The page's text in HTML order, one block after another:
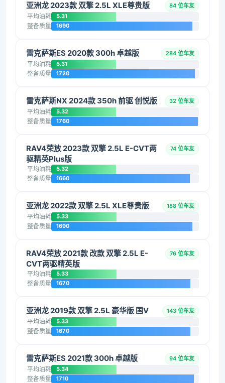
亚洲龙 2023款 双擎 2.5L XLE尊贵版 84 位车友
平均油耗 5.31
整备质量 1690
雷克萨斯ES 2020款 300h 卓越版 284 位车友
平均油耗 5.31
整备质量 1720
雷克萨斯NX 2024款 350h 前驱 创悦版 32 位车友
平均油耗 5.32
整备质量 1760
RAV4荣放 2023款 双擎 2.5L E-CVT两
驱精英Plus版
74 位车友
平均油耗 5.32
整备质量 1660
亚洲龙 2022款 双擎 2.5L XLE尊贵版 188 位车友
平均油耗 5.33
整备质量 1690
RAV4荣放 2021款 改款 双擎 2.5L E-
CVT两驱精英版
76 位车友
平均油耗 5.33
整备质量 1670
亚洲龙 2019款 双擎 2.5L 豪华版 国V 143 位车友
平均油耗 5.33
整备质量 1670
雷克萨斯ES 2021款 300h 卓越版 94 位车友
平均油耗 5.34
整备质量 1710